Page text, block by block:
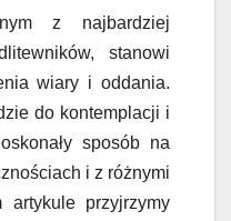
z najbardziej
stanowi
wiary i oddania.
do kontemplacji i
sposób na
i z różnymi
artykule przyjrzymy